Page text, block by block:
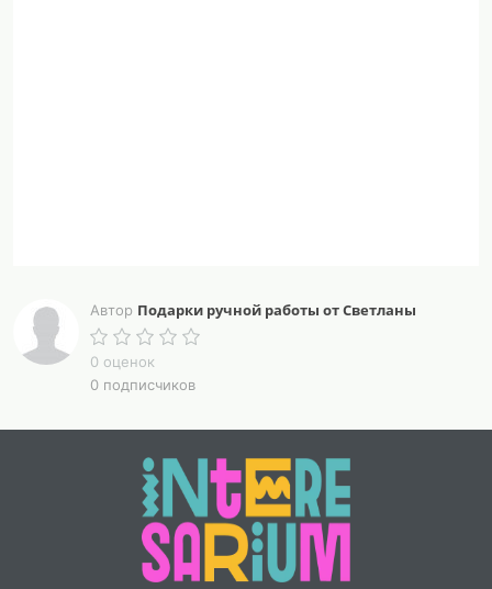
Автор Подарки ручной работы от Светланы
0 оценок
0 подписчиков